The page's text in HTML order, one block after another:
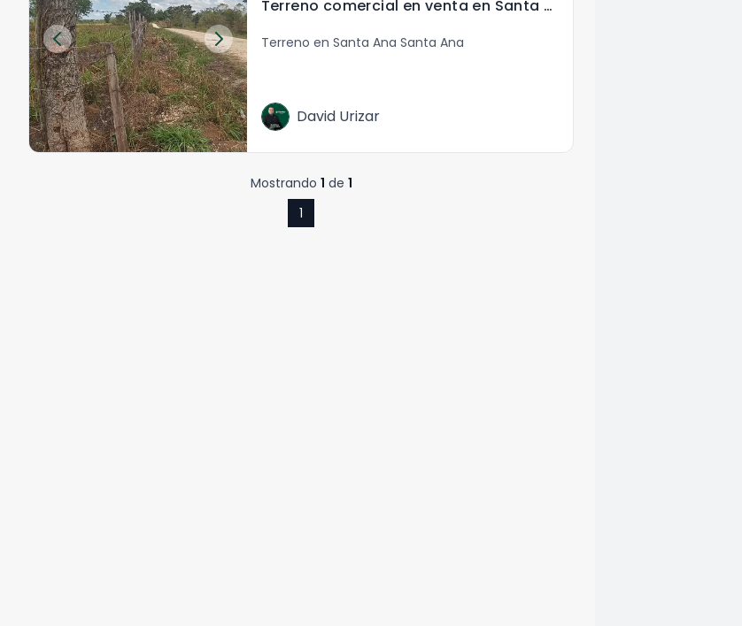
Terreno comercial en venta en Santa Ana Peten
Terreno en Santa Ana Santa Ana
David Urizar
Mostrando 1 de 1
1